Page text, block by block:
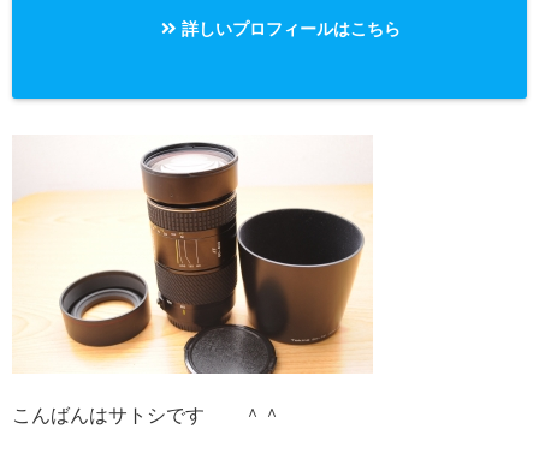
詳しいプロフィールはこちら
こんばんはサトシです ＾＾